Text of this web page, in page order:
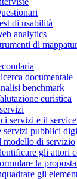
di usabilità
analytics
di
documentale
benchmark
euristica
i servizi e il
servizi pubblici
modello di servizio
gli attori
la
gli